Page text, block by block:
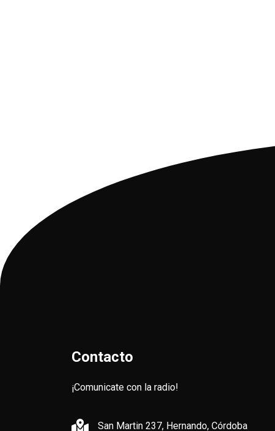
Contacto
¡Comunicate con la radio!
San Martin 237, Hernando, Córdoba